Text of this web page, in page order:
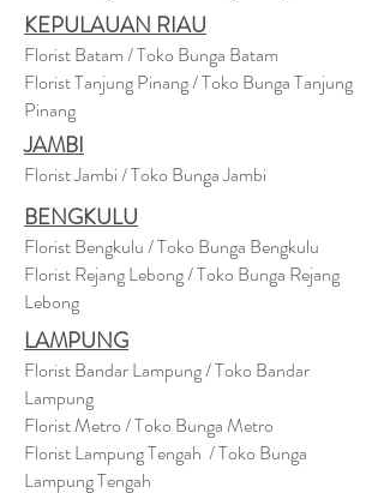
KEPULAUAN RIAU
Florist Batam / Toko Bunga Batam
Florist Tanjung Pinang / Toko Bunga Tanjung
Pinang
JAMBI
Florist Jambi / Toko Bunga Jambi
BENGKULU
Florist Bengkulu / Toko Bunga Bengkulu
Florist Rejang Lebong / Toko Bunga Rejang
Lebong
LAMPUNG
Florist Bandar Lampung / Toko Bandar
Lampung
Florist Metro / Toko Bunga Metro
Florist Lampung Tengah / Toko Bunga
Lampung Tengah